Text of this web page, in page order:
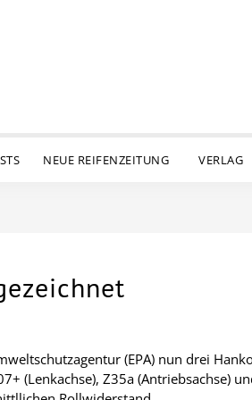
NEUE REIFENZEITUNG VERLAG
(EPA) nun drei
(Lenkachse), Z35a (Antriebsachse)